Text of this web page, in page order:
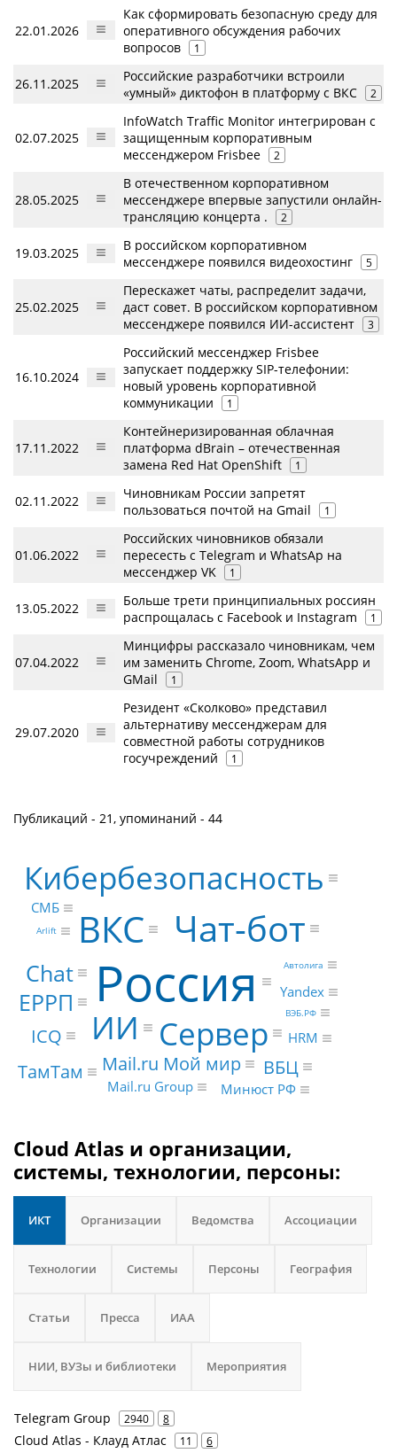
22.01.2026
Как сформировать безопасную среду для
оперативного обсуждения рабочих
вопросов
1
26.11.2025
Российские разработчики встроили
«умный» диктофон в платформу с ВКС
2
02.07.2025
InfoWatch Traffic Monitor интегрирован с
защищенным корпоративным
мессенджером Frisbee
2
28.05.2025
В отечественном корпоративном
мессенджере впервые запустили онлайн-
трансляцию концерта .
2
19.03.2025
В российском корпоративном
мессенджере появился видеохостинг
5
25.02.2025
Перескажет чаты, распределит задачи,
даст совет. В российском корпоративном
мессенджере появился ИИ-ассистент
3
16.10.2024
Российский мессенджер Frisbee
запускает поддержку SIP-телефонии:
новый уровень корпоративной
коммуникации
1
17.11.2022
Контейнеризированная облачная
платформа dBrain – отечественная
замена Red Hat OpenShift
1
02.11.2022
Чиновникам России запретят
пользоваться почтой на Gmail
1
01.06.2022
Российских чиновников обязали
пересесть с Telegram и WhatsAp на
мессенджер VK
1
13.05.2022
Больше трети принципиальных россиян
распрощалась с Facebook и Instagram
1
07.04.2022
Минцифры рассказало чиновникам, чем
им заменить Chrome, Zoom, WhatsApp и
GMail
1
29.07.2020
Резидент «Сколково» представил
альтернативу мессенджерам для
совместной работы сотрудников
госучреждений
1
Публикаций - 21, упоминаний - 44
Россия
Чат-бот
ВКС
ИИ
Кибербезопасность
Сервер
Chat
ЕРРП
ICQ
ТамТам
Mail.ru Мой мир ВБЦ
Mail.ru Group
Yandex
СМБ
Минюст РФ
HRM
Автолига
Arlift
ВЭБ.РФ
Cloud Atlas и организации,
системы, технологии, персоны:
ИКТ Организации Ведомства Ассоциации
Технологии Системы Персоны География
Статьи Пресса ИАА
НИИ, ВУЗы и библиотеки Мероприятия
Telegram Group 2940 8
Cloud Atlas - Клауд Атлас 11 6